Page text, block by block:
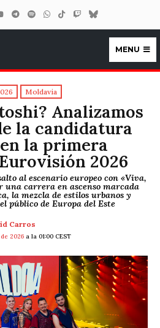
MENU
Moldavia
Analizamos
la candidatura
la primera
2026
al escenario europeo con «Viva,
una carrera en ascenso marcada
la mezcla de estilos urbanos y
público de Europa del Este
Carros
2026 a la 01:00 CEST